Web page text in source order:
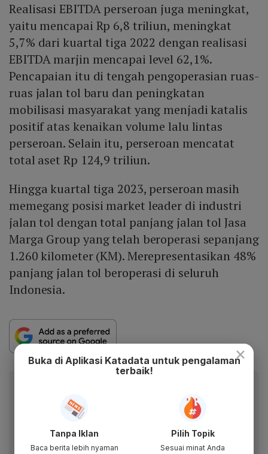
Realisasi EBITDA perseroan juga meningkat,
yaitu mencapai Rp 6,8 triliun, meningkat
5,7% dari kuartal tiga 2022 dengan realisasi
EBITDA marjin mencapai level 62,1%.
Pencapaian itu di tengah pengoperasian ruas-
ruas jalan tol baru dan peningkatan
mobilisasi masyarakat yang menjadi katalis
positif atas kenaikan volume lalu lintas
perseroan. Selain itu, perseroan mencatat
total aset Rp 124,9 triliun.
Hingga kuartal tiga 2023, perseroan masih
memegang posisi market leader di industri
jalan tol dengan total panjang jalan tol Jasa
Marga Group yang telah beroperasi sepanjang
1.260 kilometer (KM). Merepresentasikan 48%
panjang jalan tol beroperasi di seluruh
Indonesia.
Dapatkan pengalaman membaca lebih nyaman dan nikmati
fitur menarik lainnya lewat aplikasi mobile Katadata.
×
Buka di Aplikasi Katadata untuk pengalaman
terbaik!
Tanpa Iklan
Baca berita lebih nyaman
Pilih Topik
Sesuai minat Anda